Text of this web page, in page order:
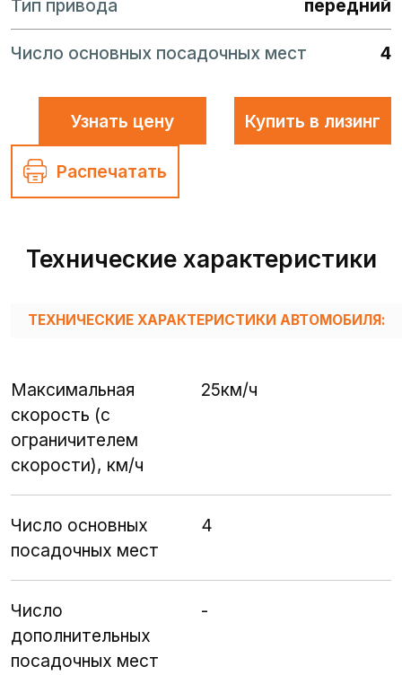
Тип привода передний
Число основных посадочных мест 4
Узнать цену Купить в лизинг
Распечатать
Технические характеристики
ТЕХНИЧЕСКИЕ ХАРАКТЕРИСТИКИ АВТОМОБИЛЯ:
Максимальная
скорость (с
ограничителем
скорости), км/ч
25км/ч
Число основных
посадочных мест
4
Число
дополнительных
посадочных мест
-